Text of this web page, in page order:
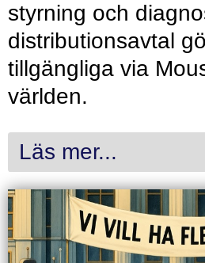
styrning och
distributionsavtal
tillgängliga via
världen.
Läs mer...